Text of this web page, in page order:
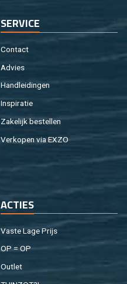
SER­VI­CE
Con­tact
Ad­vies
Hand­lei­din­gen
In­spi­ra­tie
Za­ke­lijk be­stel­len
Ver­ko­pen via EXZO
AC­TIES
Vaste Lage Prijs
OP = OP
Out­let